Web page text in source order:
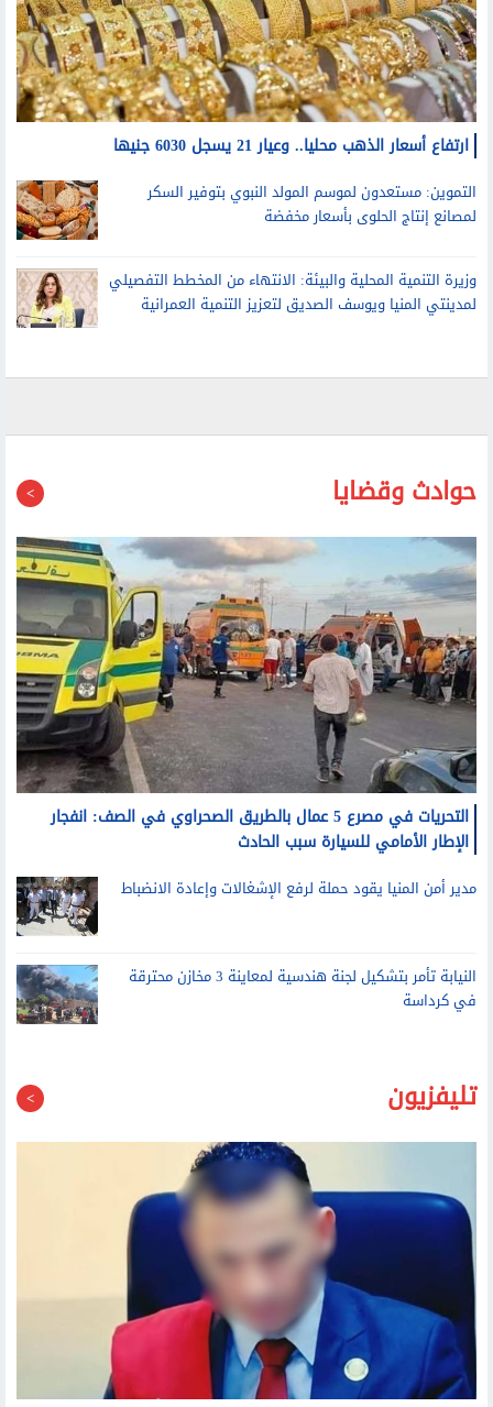
ارتفاع أسعار الذهب محليا.. وعيار 21 يسجل 6030 جنيها
التموين: مستعدون لموسم المولد النبوي بتوفير السكر
لمصانع إنتاج الحلوى بأسعار مخفضة
وزيرة التنمية المحلية والبيئة: الانتهاء من المخطط التفصيلي
لمدينتي المنيا ويوسف الصديق لتعزيز التنمية العمرانية
حوادث وقضايا
التحريات في مصرع 5 عمال بالطريق الصحراوي في الصف: انفجار
الإطار الأمامي للسيارة سبب الحادث
مدير أمن المنيا يقود حملة لرفع الإشغالات وإعادة الانضباط
النيابة تأمر بتشكيل لجنة هندسية لمعاينة 3 مخازن محترقة
في كرداسة
تليفزيون